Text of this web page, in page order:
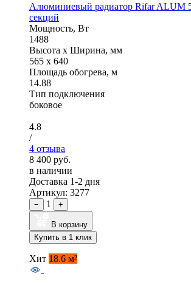
Алюминиевый радиатор Rifar ALUM
секций
Мощность, Вт
1488
Высота x Ширина, мм
565 x 640
Площадь обогрева, м
14.88
Тип подключения
боковое
4.8
/
4 отзыва
8 400 руб.
в наличии
Доставка 1-2 дня
Артикул: 3277
− 1 +
В корзину
Купить в 1 клик
Хит 18.6 м²